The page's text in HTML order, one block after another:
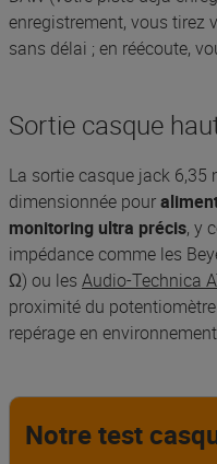
enregistrement, vous tirez
sans délai ; en réécoute,
Sortie casque
La sortie casque jack 6,35
dimensionnée pour
monitoring ultra précis, y
impédance comme les
Ω) ou les Audio-Technica
proximité du
repérage en
Notre test